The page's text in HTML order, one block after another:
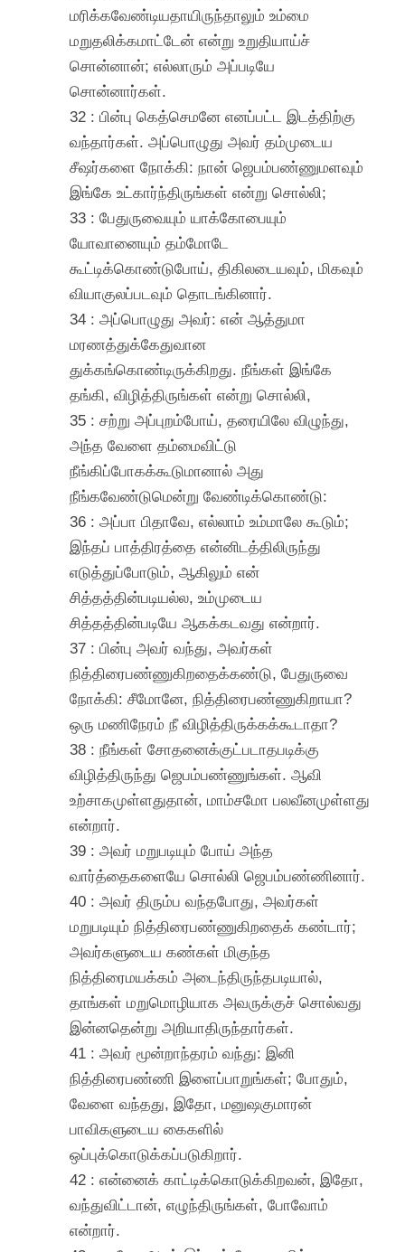
மரிக்கவேண்டியதாயிருந்தாலும் உம்மை
மறுதலிக்கமாட்டேன் என்று உறுதியாய்ச்
சொன்னான்; எல்லாரும் அப்படியே
சொன்னார்கள்.
32 : பின்பு கெத்செமனே எனப்பட்ட இடத்திற்கு
வந்தார்கள். அப்பொழுது அவர் தம்முடைய
சீஷர்களை நோக்கி: நான் ஜெபம்பண்ணுமளவும்
இங்கே உட்கார்ந்திருங்கள் என்று சொல்லி;
33 : பேதுருவையும் யாக்கோபையும்
யோவானையும் தம்மோடே
கூட்டிக்கொண்டுபோய், திகிலடையவும், மிகவும்
வியாகுலப்படவும் தொடங்கினார்.
34 : அப்பொழுது அவர்: என் ஆத்துமா
மரணத்துக்கேதுவான
துக்கங்கொண்டிருக்கிறது. நீங்கள் இங்கே
தங்கி, விழித்திருங்கள் என்று சொல்லி,
35 : சற்று அப்புறம்போய், தரையிலே விழுந்து,
அந்த வேளை தம்மைவிட்டு
நீங்கிப்போகக்கூடுமானால் அது
நீங்கவேண்டுமென்று வேண்டிக்கொண்டு:
36 : அப்பா பிதாவே, எல்லாம் உம்மாலே கூடும்;
இந்தப் பாத்திரத்தை என்னிடத்திலிருந்து
எடுத்துப்போடும், ஆகிலும் என்
சித்தத்தின்படியல்ல, உம்முடைய
சித்தத்தின்படியே ஆகக்கடவது என்றார்.
37 : பின்பு அவர் வந்து, அவர்கள்
நித்திரைபண்ணுகிறதைக்கண்டு, பேதுருவை
நோக்கி: சீமோனே, நித்திரைபண்ணுகிறாயா?
ஒரு மணிநேரம் நீ விழித்திருக்கக்கூடாதா?
38 : நீங்கள் சோதனைக்குட்படாதபடிக்கு
விழித்திருந்து ஜெபம்பண்ணுங்கள். ஆவி
உற்சாகமுள்ளதுதான், மாம்சமோ பலவீனமுள்ளது
என்றார்.
39 : அவர் மறுபடியும் போய் அந்த
வார்த்தைகளையே சொல்லி ஜெபம்பண்ணினார்.
40 : அவர் திரும்ப வந்தபோது, அவர்கள்
மறுபடியும் நித்திரைபண்ணுகிறதைக் கண்டார்;
அவர்களுடைய கண்கள் மிகுந்த
நித்திரைமயக்கம் அடைந்திருந்தபடியால்,
தாங்கள் மறுமொழியாக அவருக்குச் சொல்வது
இன்னதென்று அறியாதிருந்தார்கள்.
41 : அவர் மூன்றாந்தரம் வந்து: இனி
நித்திரைபண்ணி இளைப்பாறுங்கள்; போதும்,
வேளை வந்தது, இதோ, மனுஷகுமாரன்
பாவிகளுடைய கைகளில்
ஒப்புக்கொடுக்கப்படுகிறார்.
42 : என்னைக் காட்டிக்கொடுக்கிறவன், இதோ,
வந்துவிட்டான், எழுந்திருங்கள், போவோம்
என்றார்.